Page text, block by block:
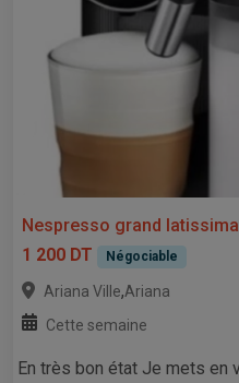
Nespresso grand latissima
1 200 DT
Négociable
Ariana Ville,Ariana
Cette semaine
En très bon état Je mets en